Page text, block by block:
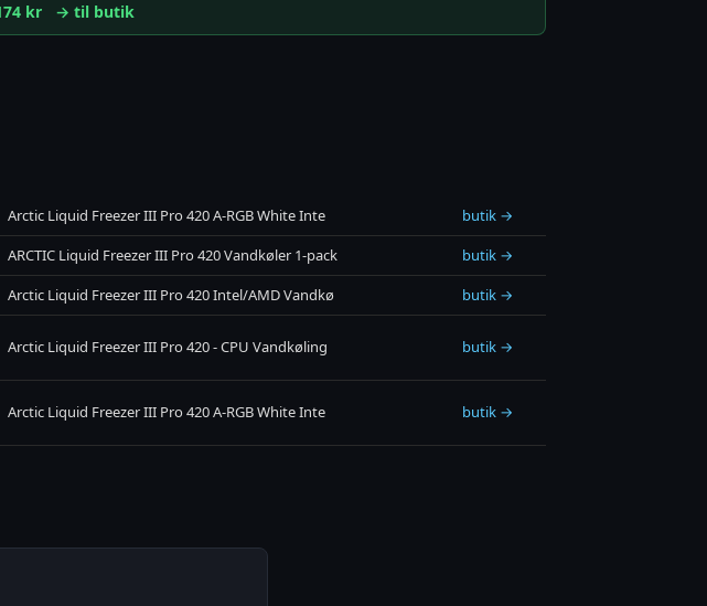
kr → til butik
Arctic Liquid Freezer III Pro 420 A-RGB White Inte
butik →
ARCTIC Liquid Freezer III Pro 420 Vandkøler 1-pack
butik →
Arctic Liquid Freezer III Pro 420 Intel/AMD Vandkø butik →
Arctic Liquid Freezer III Pro 420 - CPU Vandkøling butik →
Arctic Liquid Freezer III Pro 420 A-RGB White Inte butik →